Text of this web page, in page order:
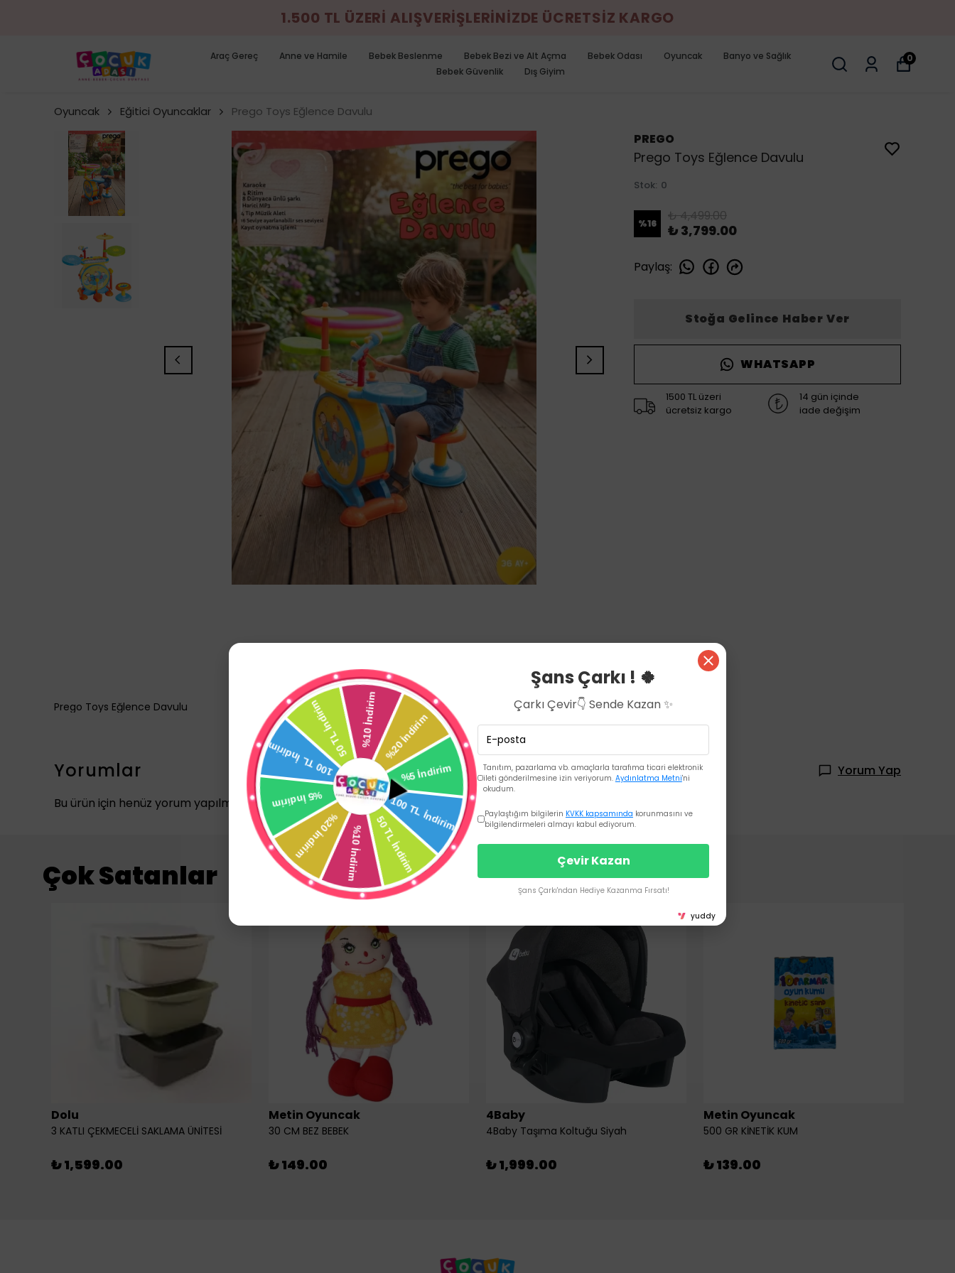
1.500 TL ÜZERİ ALIŞVERİŞLERİNİZDE ÜCRETSİZ KARGO
Araç Gereç Anne ve Hamile Bebek Beslenme Bebek Bezi ve Alt Açma Bebek Odası Oyuncak
Banyo ve Sağlık
Bebek Güvenlik
Dış Giyim
0
Oyuncak Eğitici Oyuncaklar Prego Toys Eğlence Davulu
PREGO
Prego Toys Eğlence Davulu
Stok: 0
%16 ₺ 4,499.00
₺ 3,799.00
Paylaş:
Stoğa Gelince Haber Ver
WHATSAPP
1500 TL üzeri
ücretsiz kargo
14 gün içinde
iade değişim
Prego Toys Eğlence Davulu
Yorumlar
Yorum Yap
Bu ürün için henüz yorum yapılmamış.
Çok Satanlar
Dolu
3 KATLI ÇEKMECELİ SAKLAMA ÜNİTESİ
₺ 1,599.00
Metin Oyuncak
30 CM BEZ BEBEK
₺ 149.00
4Baby
4Baby Taşıma Koltuğu Siyah
₺ 1,999.00
Metin Oyuncak
500 GR KİNETİK KUM
₺ 139.00
Şans Çarkı ! 🍀
Çarkı Çevir👇 Sende Kazan ✨
Tanıtım, pazarlama vb. amaçlarla tarafıma ticari elektronik
ileti gönderilmesine izin veriyorum. Aydınlatma Metni'ni
okudum.
Paylaştığım bilgilerin KVKK kapsamında korunmasını ve
bilgilendirmeleri almayı kabul ediyorum.
Çevir Kazan
Şans Çarkı'ndan Hediye Kazanma Fırsatı!
yuddy